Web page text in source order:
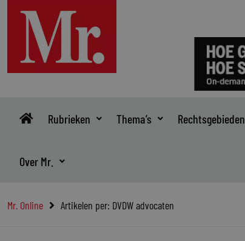
inhoud
Rubrieken Thema’s Rechtsgebieden
Over Mr.
Mr. Online Artikelen per: DVDW advocaten